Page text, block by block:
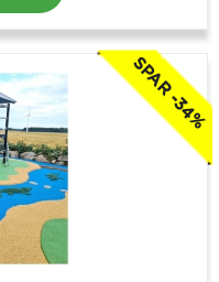
SPAR -34%